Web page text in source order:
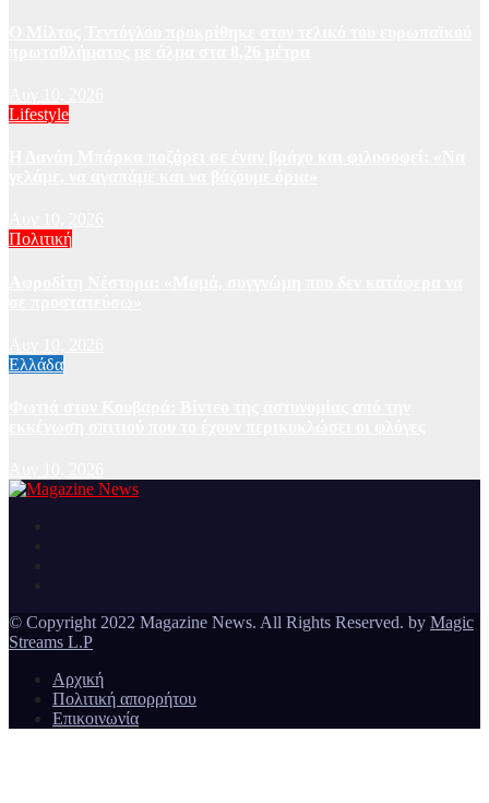
Lifestyle
Πολιτική
Ελλάδα
© Copyright 2022 Magazine News. All Rights Reserved. by Magic
Streams L.P
Αρχική
Πολιτική απορρήτου
Επικοινωνία